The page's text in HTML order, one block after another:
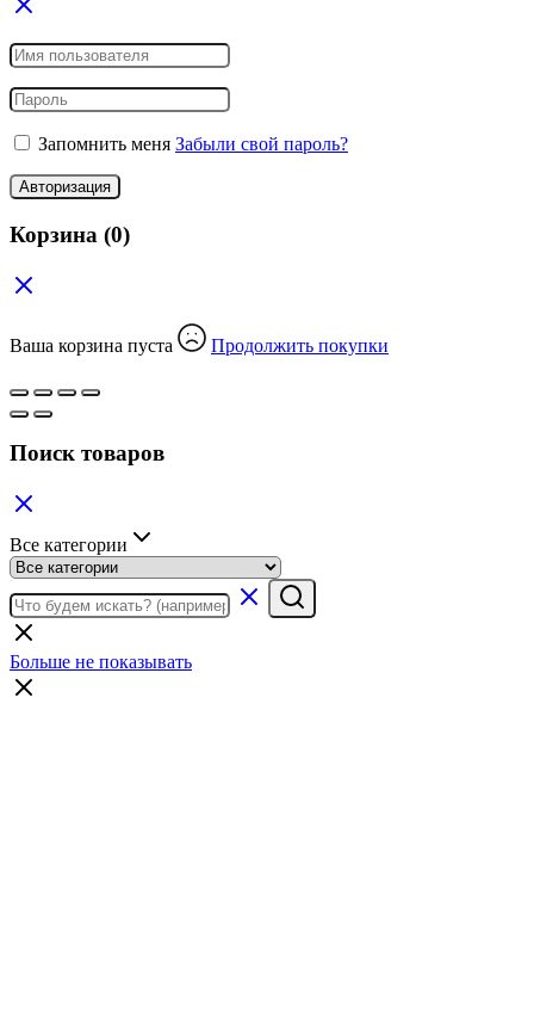
Запомнить меня Забыли свой пароль?
Авторизация
Корзина (0)
Ваша корзина пуста Продолжить покупки
Поиск товаров
Все категории
Больше не показывать